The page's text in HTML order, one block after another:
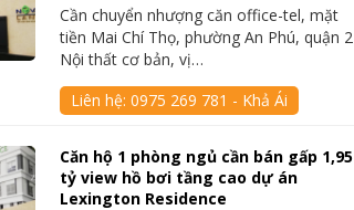
Cần chuyển nhượng căn office-tel, mặt
tiền Mai Chí Thọ, phường An Phú, quận 2
Nội thất cơ bản, vị…
Liên hệ:0975 269 781 - Khả Ái
Căn hộ 1 phòng ngủ cần bán gấp 1,95
tỷ view hồ bơi tầng cao dự án
Lexington Residence